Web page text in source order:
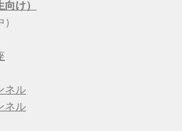
け）
ネル
ネル